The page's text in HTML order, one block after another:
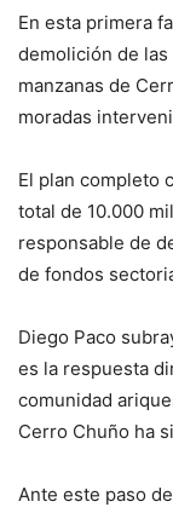
En esta primera
demolición de
manzanas de
moradas
El plan completo
total de 10.000
responsable de
de fondos
Diego Paco
es la respuesta
comunidad
Cerro Chuño ha
Ante este paso